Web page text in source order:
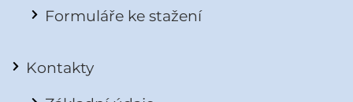
Formuláře ke stažení
Kontakty